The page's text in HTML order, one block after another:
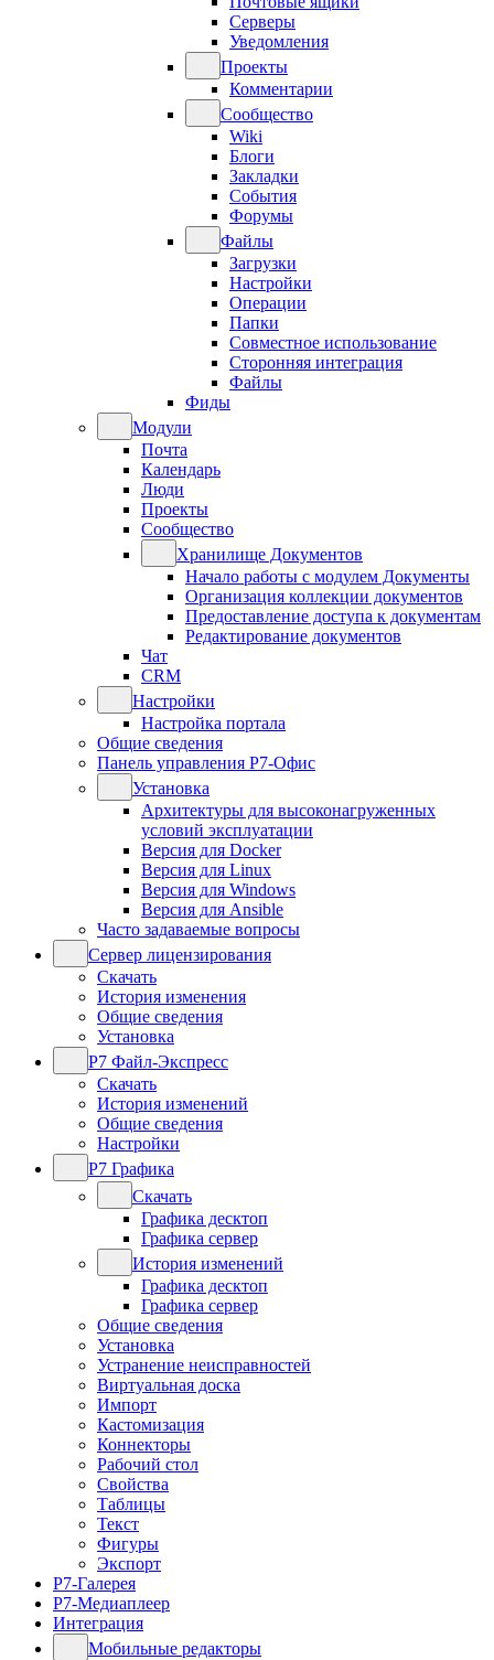
Серверы
Уведомления
Проекты
Комментарии
Сообщество
Wiki
Блоги
Закладки
События
Форумы
Файлы
Загрузки
Настройки
Операции
Папки
Совместное использование
Сторонняя интеграция
Файлы
Фиды
Модули
Почта
Календарь
Люди
Проекты
Сообщество
Хранилище Документов
Начало работы с модулем Документы
Организация коллекции документов
Предоставление доступа к документам
Редактирование документов
Чат
CRM
Настройки
Настройка портала
Общие сведения
Панель управления Р7-Офис
Установка
Архитектуры для высоконагруженных
условий эксплуатации
Версия для Docker
Версия для Linux
Версия для Windows
Версия для Ansible
Часто задаваемые вопросы
Сервер лицензирования
Скачать
История изменения
Общие сведения
Установка
Р7 Файл-Экспресс
Скачать
История изменений
Общие сведения
Настройки
Р7 Графика
Скачать
Графика десктоп
Графика сервер
История изменений
Графика десктоп
Графика сервер
Общие сведения
Установка
Устранение неисправностей
Виртуальная доска
Импорт
Кастомизация
Коннекторы
Рабочий стол
Свойства
Таблицы
Текст
Фигуры
Экспорт
Р7-Галерея
Р7-Медиаплеер
Интеграция
Мобильные редакторы